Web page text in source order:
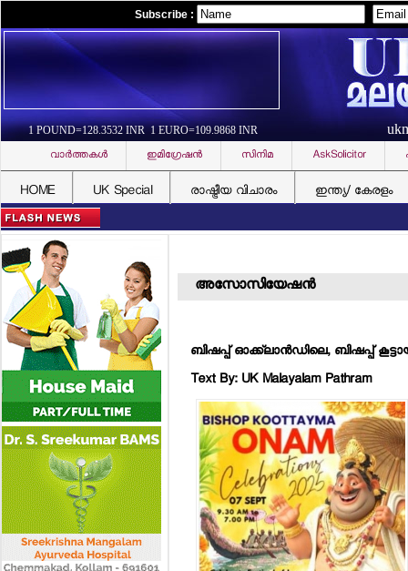
Subscribe :
1 POUND=128.3532 INR 1 EURO=109.9868 INR
വാര്‍ത്തകള്‍ ഇമിഗ്രേഷന്‍ സിനിമ AskSolicitor
HOME UK Special രാഷ്ട്രീയ വിചാരം ഇന്ത്യ/ കേരളം
അസോസിയേഷന്‍
ബിഷപ്പ് ഓക്ക്‌ലാന്‍ഡിലെ, ബിഷപ്പ്
Text By: UK Malayalam Pathram